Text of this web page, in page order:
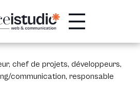
chef de projets, développeurs,
communication, responsable